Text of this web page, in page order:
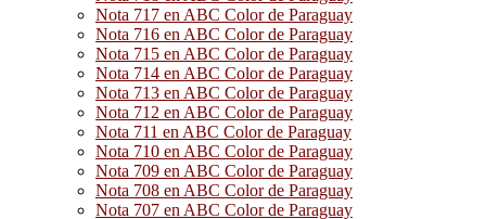
Nota 717 en ABC Color de Paraguay
Nota 716 en ABC Color de Paraguay
Nota 715 en ABC Color de Paraguay
Nota 714 en ABC Color de Paraguay
Nota 713 en ABC Color de Paraguay
Nota 712 en ABC Color de Paraguay
Nota 711 en ABC Color de Paraguay
Nota 710 en ABC Color de Paraguay
Nota 709 en ABC Color de Paraguay
Nota 708 en ABC Color de Paraguay
Nota 707 en ABC Color de Paraguay